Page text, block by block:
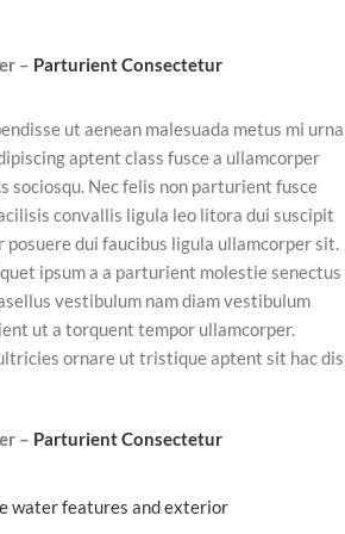
– Parturient Consectetur
ut aenean malesuada metus mi urna
aptent class fusce a ullamcorper
sociosqu. Nec felis non parturient fusce
convallis ligula leo litora dui suscipit
posuere dui faucibus ligula ullamcorper sit.
ipsum a a parturient molestie senectus
vestibulum nam diam vestibulum
ut a torquent tempor ullamcorper.
ornare ut tristique aptent sit hac dis
– Parturient Consectetur